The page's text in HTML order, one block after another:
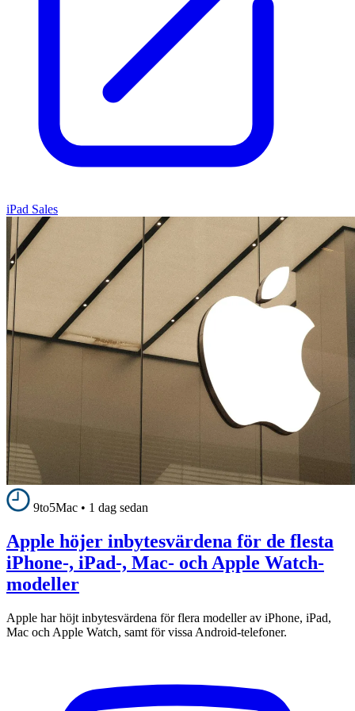
iPad Sales
9to5Mac • 1 dag sedan
Apple höjer inbytesvärdena för de flesta
iPhone-, iPad-, Mac- och Apple Watch-
modeller
Apple har höjt inbytesvärdena för flera modeller av iPhone, iPad,
Mac och Apple Watch, samt för vissa Android-telefoner.